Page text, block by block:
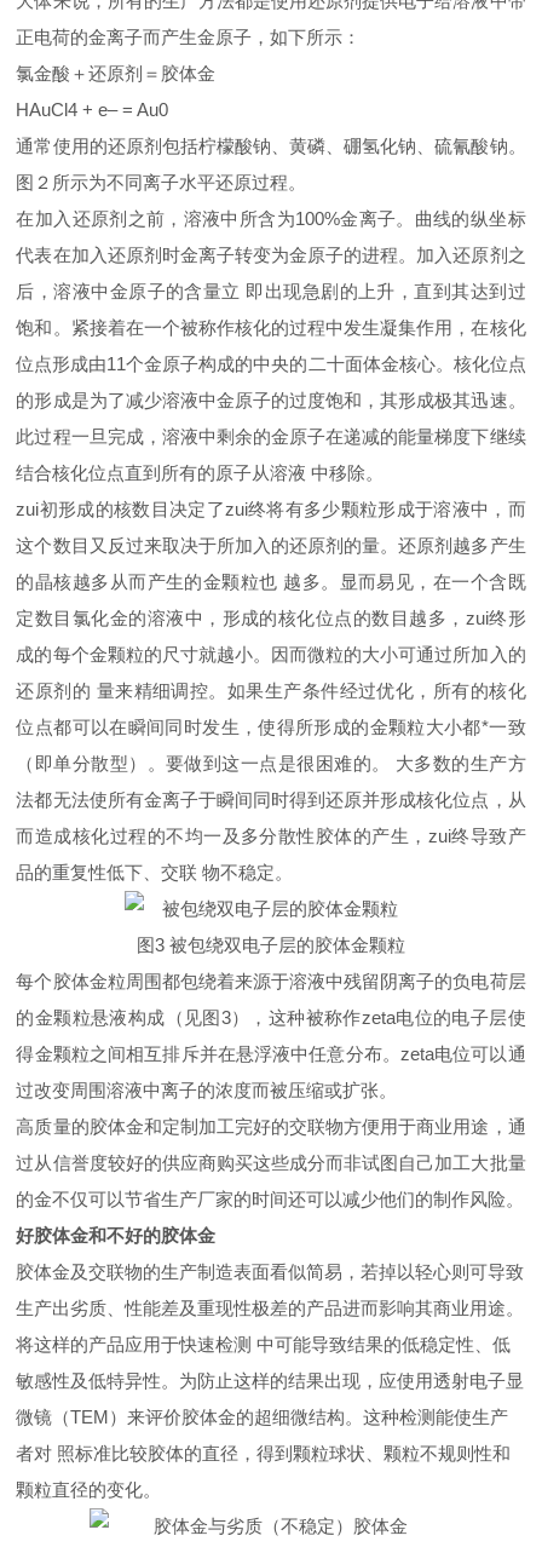
正电荷的金离子而产生金原子，如下所示：
氯金酸＋还原剂＝胶体金
HAuCl4 + e– = Au0
通常使用的还原剂包括柠檬酸钠、黄磷、硼氢化钠、硫氰酸钠。
图２所示为不同离子水平还原过程。
在加入还原剂之前，溶液中所含为100%金离子。曲线的纵坐标
代表在加入还原剂时金离子转变为金原子的进程。加入还原剂之
后，溶液中金原子的含量立 即出现急剧的上升，直到其达到过
饱和。紧接着在一个被称作核化的过程中发生凝集作用，在核化
位点形成由11个金原子构成的中央的二十面体金核心。核化位点
的形成是为了减少溶液中金原子的过度饱和，其形成极其迅速。
此过程一旦完成，溶液中剩余的金原子在递减的能量梯度下继续
结合核化位点直到所有的原子从溶液 中移除。
zui初形成的核数目决定了zui终将有多少颗粒形成于溶液中，而
这个数目又反过来取决于所加入的还原剂的量。还原剂越多产生
的晶核越多从而产生的金颗粒也 越多。显而易见，在一个含既
定数目氯化金的溶液中，形成的核化位点的数目越多，zui终形
成的每个金颗粒的尺寸就越小。因而微粒的大小可通过所加入的
还原剂的 量来精细调控。如果生产条件经过优化，所有的核化
位点都可以在瞬间同时发生，使得所形成的金颗粒大小都*一致
（即单分散型）。要做到这一点是很困难的。 大多数的生产方
法都无法使所有金离子于瞬间同时得到还原并形成核化位点，从
而造成核化过程的不均一及多分散性胶体的产生，zui终导致产
品的重复性低下、交联 物不稳定。
图3 被包绕双电子层的胶体金颗粒
每个胶体金粒周围都包绕着来源于溶液中残留阴离子的负电荷层
的金颗粒悬液构成（见图3），这种被称作zeta电位的电子层使
得金颗粒之间相互排斥并在悬浮液中任意分布。zeta电位可以通
过改变周围溶液中离子的浓度而被压缩或扩张。
高质量的胶体金和定制加工完好的交联物方便用于商业用途，通
过从信誉度较好的供应商购买这些成分而非试图自己加工大批量
的金不仅可以节省生产厂家的时间还可以减少他们的制作风险。
好胶体金和不好的胶体金
胶体金及交联物的生产制造表面看似简易，若掉以轻心则可导致
生产出劣质、性能差及重现性极差的产品进而影响其商业用途。
将这样的产品应用于快速检测 中可能导致结果的低稳定性、低
敏感性及低特异性。为防止这样的结果出现，应使用透射电子显
微镜（TEM）来评价胶体金的超细微结构。这种检测能使生产
者对 照标准比较胶体的直径，得到颗粒球状、颗粒不规则性和
颗粒直径的变化。